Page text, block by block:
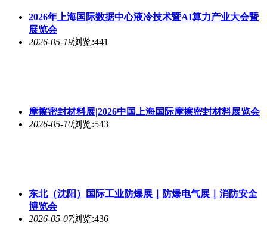
2026年上海国际数据中心液冷技术暨AI算力产业大会暨
展览会
2026-05-19浏览:441
摩擦密封材料展|2026中国上海国际摩擦密封材料展览会
2026-05-10浏览:543
东北（沈阳）国际工业防爆展｜防爆电气展｜消防安全
博览会
2026-05-07浏览:436